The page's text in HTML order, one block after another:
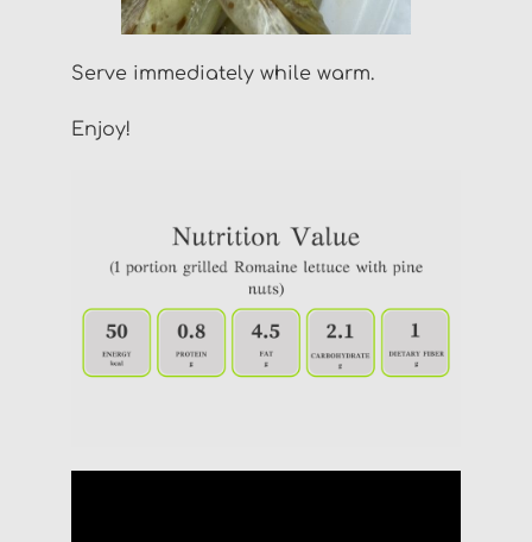
Serve immediately while warm.
Enjoy!